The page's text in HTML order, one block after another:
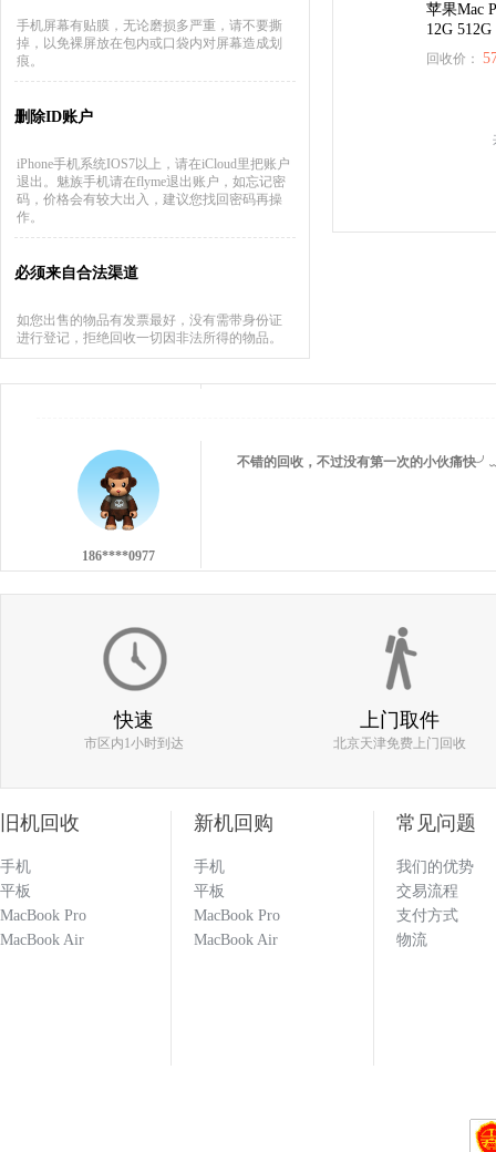
手机屏幕有贴膜，无论磨损多严重，请不要撕
掉，以免裸屏放在包内或口袋内对屏幕造成划
痕。
删除ID账户
iPhone手机系统IOS7以上，请在iCloud里把账户
退出。魅族手机请在flyme退出账户，如忘记密
码，价格会有较大出入，建议您找回密码再操
作。
必须来自合法渠道
如您出售的物品有发票最好，没有需带身份证
进行登记，拒绝回收一切因非法所得的物品。
苹果Mac
12G 512G
回收价：
137****9551
159****6093
133****1251
估价比其他平台高 打款效率快 机器回收找
回收闲置的手机必选多科 打款效率快 估价
科就对了！！！
快速
市区内1小时到达
上门取件
北京天津免费上门回收
常见问题
我们的优势
交易流程
支付方式
物流
新机回购
手机
平板
MacBook Pro
MacBook Air
旧机回收
手机
平板
MacBook Pro
MacBook Air